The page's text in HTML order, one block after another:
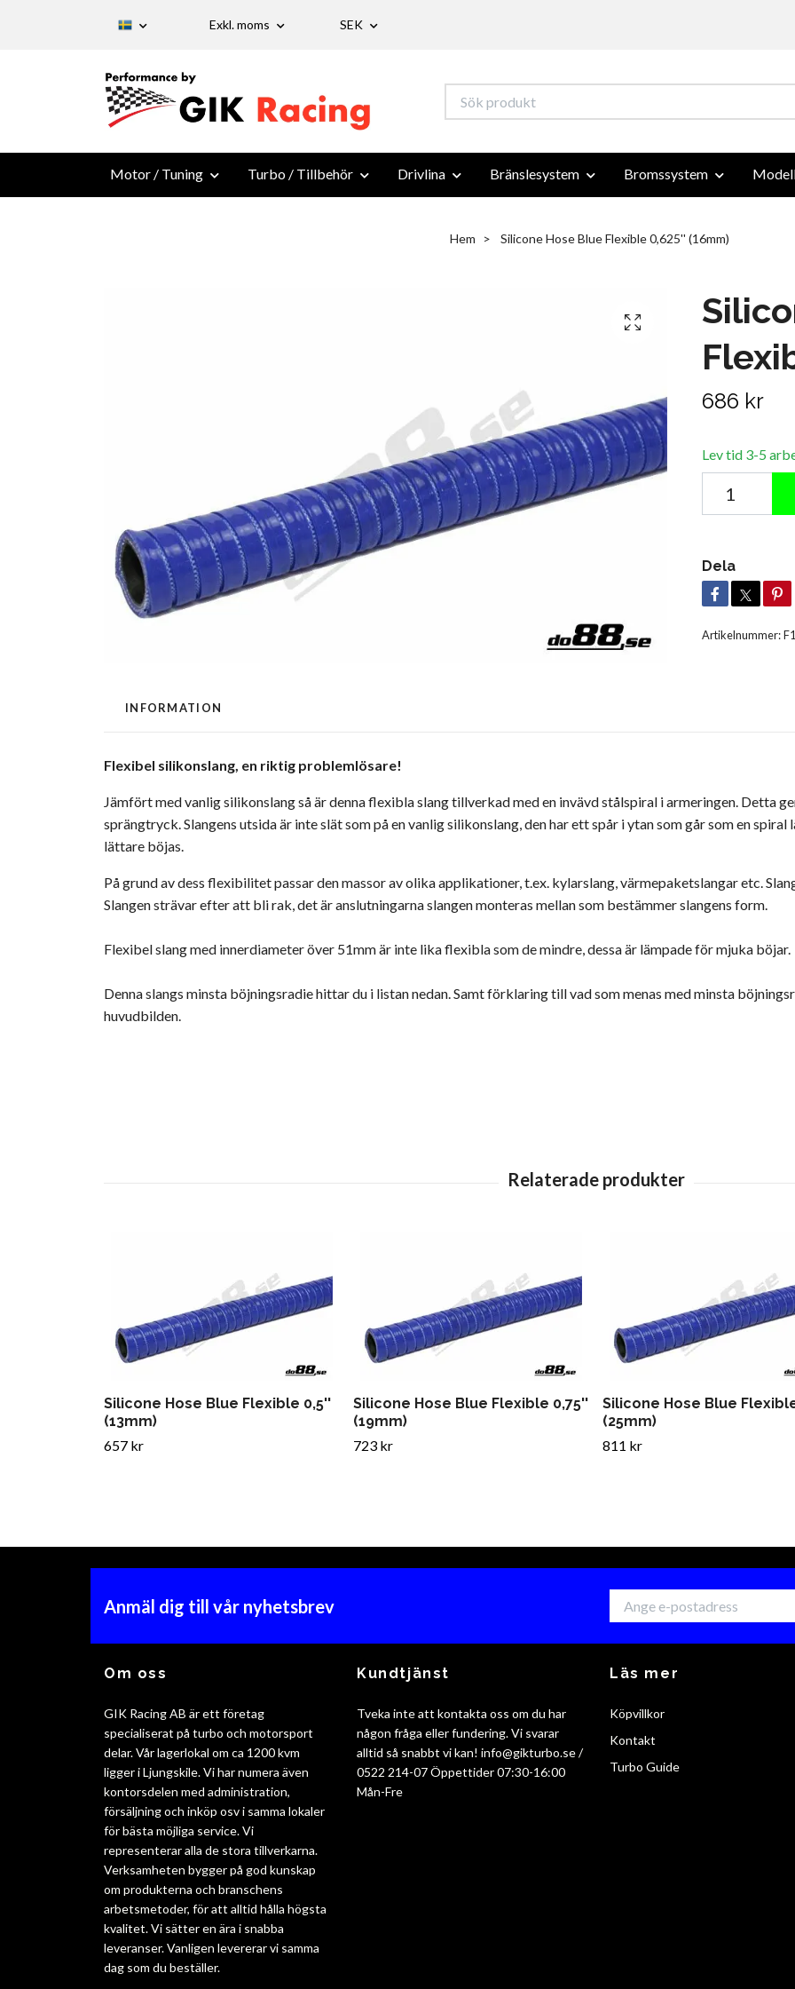
Exkl. moms SEK
Motor / Tuning Turbo / Tillbehör Drivlina Bränslesystem Bromssystem
Hem Silicone Hose Blue Flexible 0,625'' (16mm)
686 kr
Lev tid 3-5
Dela
Artikelnummer:
INFORMATION
Flexibel silikonslang, en riktig problemlösare!
Jämfört med vanlig silikonslang så är denna flexibla slang tillverkad med en invävd stålspiral i armeringen. Detta
sprängtryck. Slangens utsida är inte slät som på en vanlig silikonslang, den har ett spår i ytan som går som en
lättare böjas.
På grund av dess flexibilitet passar den massor av olika applikationer, t.ex. kylarslang, värmepaketslangar etc.
Slangen strävar efter att bli rak, det är anslutningarna slangen monteras mellan som bestämmer slangens form.
Flexibel slang med innerdiameter över 51mm är inte lika flexibla som de mindre, dessa är lämpade för mjuka böjar.
Denna slangs minsta böjningsradie hittar du i listan nedan. Samt förklaring till vad som menas med minsta
huvudbilden.
Silicone Hose Blue Flexible 0,5''
(13mm)
657 kr
Silicone Hose Blue Flexible 0,75''
(19mm)
723 kr
Silicone Hose Blue
(25mm)
811 kr
Anmäl dig till vår nyhetsbrev
Om oss
GIK Racing AB är ett företag
specialiserat på turbo och motorsport
delar. Vår lagerlokal om ca 1200 kvm
ligger i Ljungskile. Vi har numera även
kontorsdelen med administration,
försäljning och inköp osv i samma lokaler
för bästa möjliga service. Vi
representerar alla de stora tillverkarna.
Verksamheten bygger på god kunskap
om produkterna och branschens
arbetsmetoder, för att alltid hålla högsta
kvalitet. Vi sätter en ära i snabba
leveranser. Vanligen levererar vi samma
dag som du beställer.
Kundtjänst
Tveka inte att kontakta oss om du har
någon fråga eller fundering. Vi svarar
alltid så snabbt vi kan! info@gikturbo.se/
0522 214-07 Öppettider 07:30-16:00
Mån-Fre
Läs mer
Köpvillkor
Kontakt
Turbo Guide